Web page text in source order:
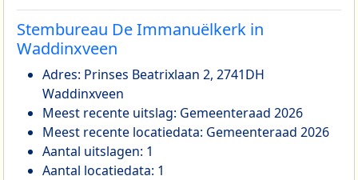
Stembureau De Immanuëlkerk in
Waddinxveen
Adres: Prinses Beatrixlaan 2, 2741DH
Waddinxveen
Meest recente uitslag: Gemeenteraad 2026
Meest recente locatiedata: Gemeenteraad 2026
Aantal uitslagen: 1
Aantal locatiedata: 1